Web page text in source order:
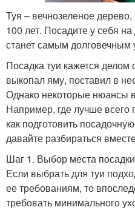
Туя – вечнозеленое
100 лет. Посадите у себя
станет самым долговечным
Посадка туи кажется
выкопал яму, поставил в
Однако некоторые нюансы
Например, где лучше всего
как подготовить
давайте разбираться
Шаг 1. Выбор места посадки
Если выбрать для туи
ее требованиям, то
требовать минимального